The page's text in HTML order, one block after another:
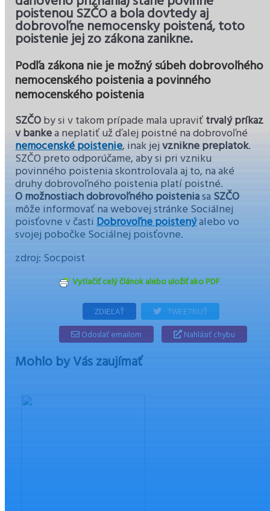
poistenou SZČO a bola dovtedy aj
dobrovoľne nemocensky poistená, toto
poistenie jej zo zákona zanikne.
Podľa zákona nie je možný súbeh dobrovoľného
nemocenského poistenia a povinného
nemocenského poistenia
SZČOby si v takom prípade mala upraviťtrvalý príkaz
v bankea neplatiť už ďalej poistné na dobrovoľné
nemocenské poistenie, inak jejvznikne preplatok.
SZČO preto odporúčame, aby si pri vzniku
povinného poistenia skontrolovala aj to, na aké
druhy dobrovoľného poistenia platí poistné.
O možnostiach dobrovoľného poisteniasa SZČO
môže informovať na webovej stránke Sociálnej
poisťovne v častiDobrovoľne poistenýalebo vo
svojej pobočke Sociálnej poisťovne.
zdroj: Socpoist
Vytlačiť celý článok alebo uložiť ako PDF
ZDIEĽAŤ TWEETNUŤ
Odoslať emailom Nahlásiť chybu
Mohlo by Vás zaujímať